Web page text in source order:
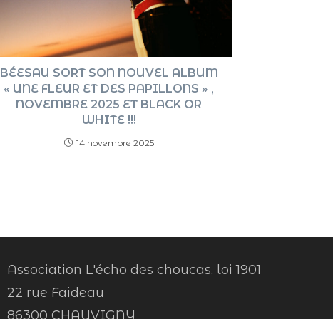
BÉESAU SORT SON NOUVEL ALBUM
« UNE FLEUR ET DES PAPILLONS » ,
NOVEMBRE 2025 ET BLACK OR
WHITE !!!
14 novembre 2025
Association L'écho des choucas, loi 1901
22 rue Faideau
86300 CHAUVIGNY